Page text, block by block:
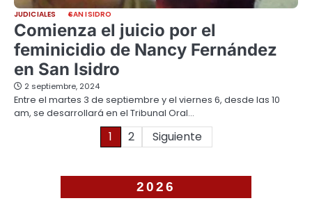
JUDICIALES SAN ISIDRO
Comienza el juicio por el
feminicidio de Nancy Fernández
en San Isidro
2 septiembre, 2024
Entre el martes 3 de septiembre y el viernes 6, desde las 10
am, se desarrollará en el Tribunal Oral…
1 2 Siguiente
2026